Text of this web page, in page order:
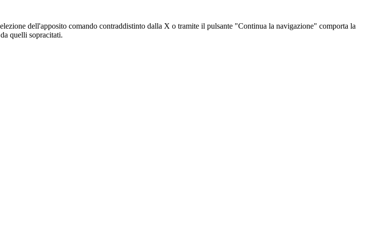
dell'apposito comando contraddistinto dalla X o tramite il pulsante "Continua la navigazione" comporta la
quelli sopracitati.